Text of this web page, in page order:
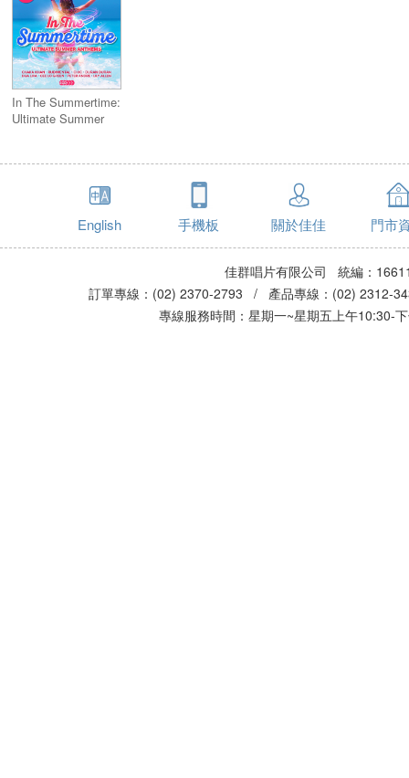
In The Summertime:
Ultimate Summer
English 手機板 關於佳佳 門市
佳群唱片有限公司 統編：
訂單專線：(02) 2370-2793 / 產品專線：(02)
專線服務時間：星期一~星期五上午10:30-